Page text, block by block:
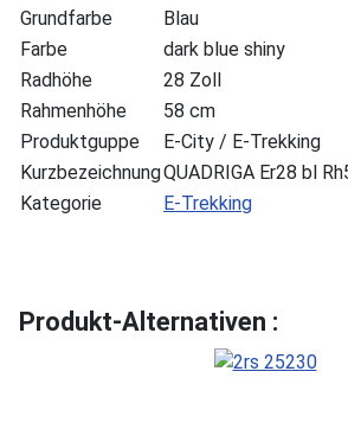
Grundfarbe
Blau
Farbe
dark blue shiny
Radhöhe
28 Zoll
Rahmenhöhe
58 cm
Produktguppe
E-City / E-Trekking
KurzbezeichnungQUADRIGA Er28 bl
Kategorie
E-Trekking
Produkt-Alternativen :